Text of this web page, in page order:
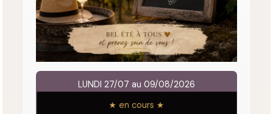
LUNDI 27/07 au 09/08/2026
★ en cours ★